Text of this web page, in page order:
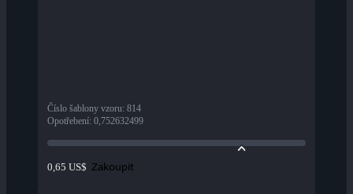
Číslo šablony vzoru: 814
Opotřebení: 0,752632499
0,65 US$ Zakoupit